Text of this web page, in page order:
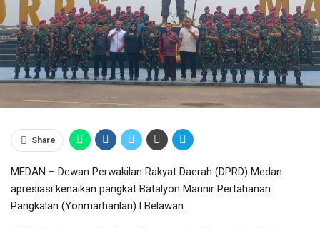
Share
MEDAN – Dewan Perwakilan Rakyat Daerah (DPRD) Medan
apresiasi kenaikan pangkat Batalyon Marinir Pertahanan
Pangkalan (Yonmarhanlan) l Belawan.